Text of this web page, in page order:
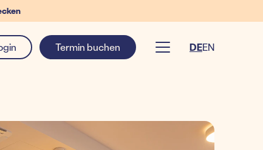
Termin buchen DEEN